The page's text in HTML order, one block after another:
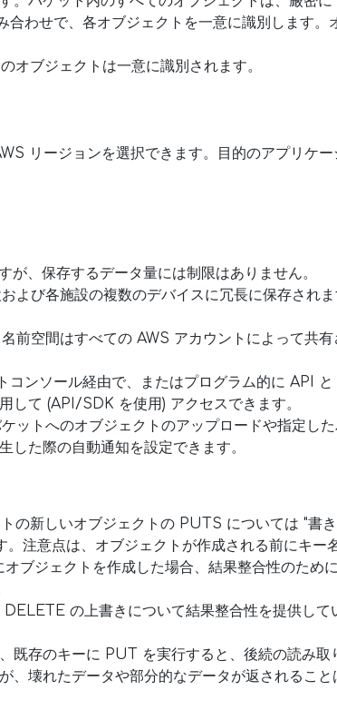
わせで、各オブジェクトを一意に識別します。
オブジェクトは一意に識別されます。
リージョンを選択できます。目的のアプリケー
、保存するデータ量には制限はありません。
よび各施設の複数のデバイスに冗長に保存され
前空間はすべての AWS アカウントによって共有
ンソール経由で、またはプログラム的に API
して (API/SDK を使用) アクセスできます。
トへのオブジェクトのアップロードや指定した
した際の自動通知を設定できます。
の新しいオブジェクトの PUTS については "書
注意点は、オブジェクトが作成される前にキー
ブジェクトを作成した場合、結果整合性のため
の上書きについて結果整合性を提供して
既存のキーに PUT を実行すると、後続の読み取
、壊れたデータや部分的なデータが返されること